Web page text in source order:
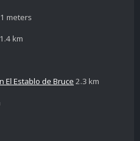
meters
1.4 km
El Establo de Bruce 2.3 km